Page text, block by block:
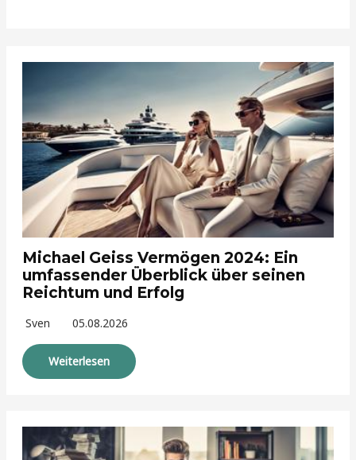
Michael Geiss Vermögen 2024: Ein
umfassender Überblick über seinen
Reichtum und Erfolg
Sven 05.08.2026
Weiterlesen